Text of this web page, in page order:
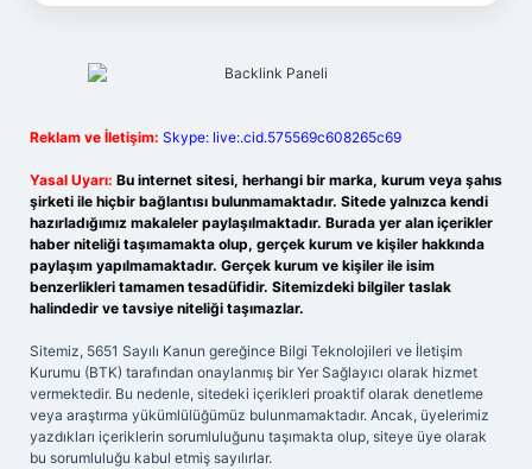
Reklam ve İletişim: Skype: live:.cid.575569c608265c69
Yasal Uyarı: Bu internet sitesi, herhangi bir marka, kurum veya şahıs
şirketi ile hiçbir bağlantısı bulunmamaktadır. Sitede yalnızca kendi
hazırladığımız makaleler paylaşılmaktadır. Burada yer alan içerikler
haber niteliği taşımamakta olup, gerçek kurum ve kişiler hakkında
paylaşım yapılmamaktadır. Gerçek kurum ve kişiler ile isim
benzerlikleri tamamen tesadüfidir. Sitemizdeki bilgiler taslak
halindedir ve tavsiye niteliği taşımazlar.
Sitemiz, 5651 Sayılı Kanun gereğince Bilgi Teknolojileri ve İletişim
Kurumu (BTK) tarafından onaylanmış bir Yer Sağlayıcı olarak hizmet
vermektedir. Bu nedenle, sitedeki içerikleri proaktif olarak denetleme
veya araştırma yükümlülüğümüz bulunmamaktadır. Ancak, üyelerimiz
yazdıkları içeriklerin sorumluluğunu taşımakta olup, siteye üye olarak
bu sorumluluğu kabul etmiş sayılırlar.